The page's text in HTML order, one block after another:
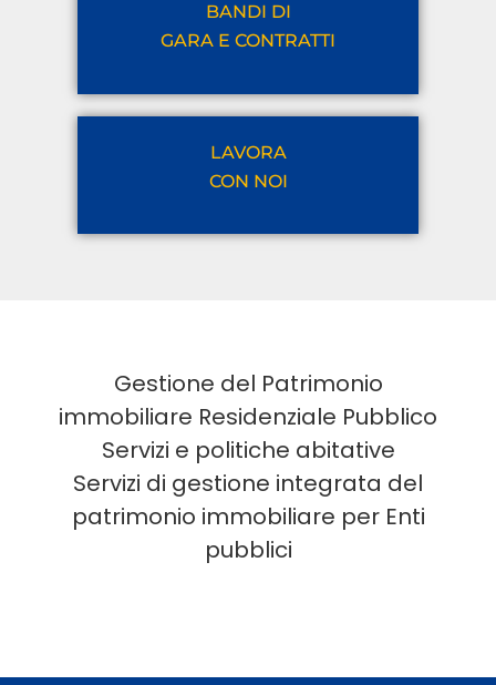
BANDI DI
GARA E CONTRATTI
LAVORA
CON NOI
Gestione del Patrimonio
immobiliare Residenziale Pubblico
Servizi e politiche abitative
Servizi di gestione integrata del
patrimonio immobiliare per Enti
pubblici